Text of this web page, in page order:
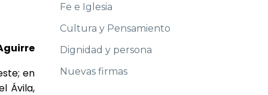
en
Ávila,
Fe e Iglesia
Cultura y Pensamiento
Dignidad y persona
Nuevas firmas